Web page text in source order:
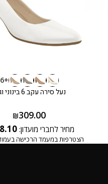
+6
נעל סירה עקב 6 בינוני וגאן
₪309.00
מחיר לחברי מועדון:
הצטרפות במעמד הרכישה